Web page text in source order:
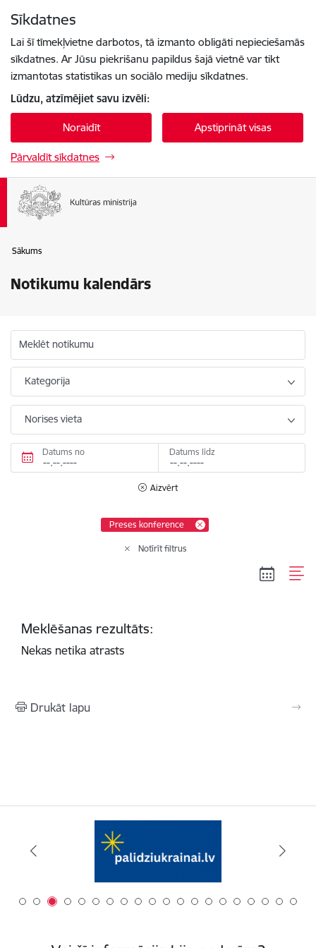
Sīkdatnes
Lai šī tīmekļvietne darbotos, tā izmanto obligāti nepieciešamās
sīkdatnes. Ar Jūsu piekrišanu papildus šajā vietnē var tikt
izmantotas statistikas un sociālo mediju sīkdatnes.
Lūdzu, atzīmējiet savu izvēli:
Noraidīt Apstiprināt visas
Pārvaldīt sīkdatnes
Sākums
Notikumu kalendārs
Meklēt notikumu
Kategorija
Norises vieta
Datums no Datums līdz
Aizvērt
Preses konference
Notīrīt filtrus
Meklēšanas rezultāts:
Nekas netika atrasts
Drukāt lapu